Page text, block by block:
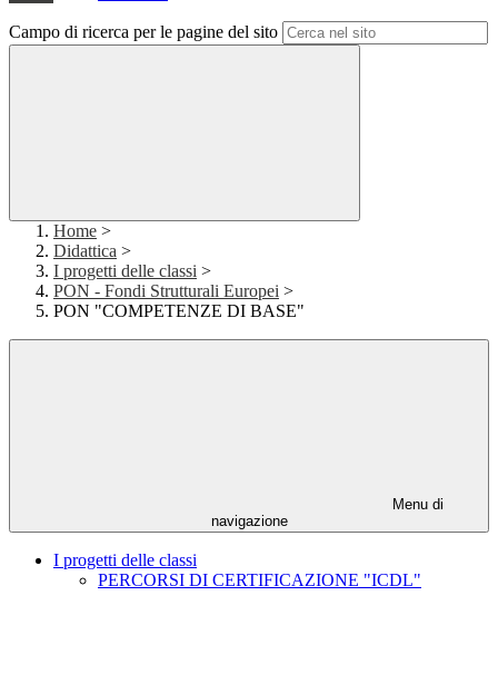
Campo di ricerca per le pagine del sito
Home >
Didattica >
I progetti delle classi >
PON - Fondi Strutturali Europei >
PON "COMPETENZE DI BASE"
Menu di
navigazione
I progetti delle classi
PERCORSI DI CERTIFICAZIONE "ICDL"